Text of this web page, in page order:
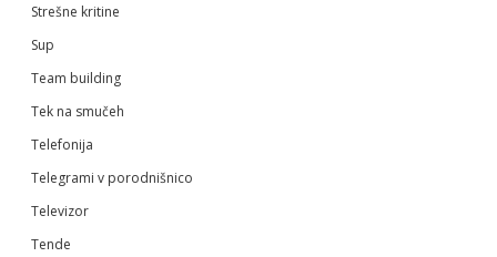
Strešne kritine
Sup
Team building
Tek na smučeh
Telefonija
Telegrami v porodnišnico
Televizor
Tende